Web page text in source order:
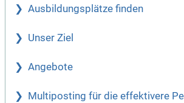
Ausbildungsplätze finden
Unser Ziel
Angebote
Multiposting für die effektivere